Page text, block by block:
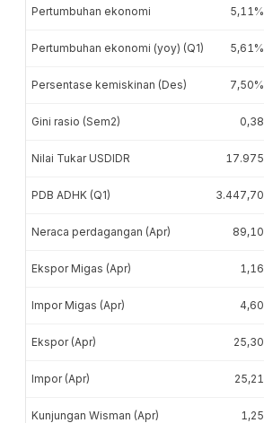
Pertumbuhan ekonomi 5,11%
Pertumbuhan ekonomi (yoy) (Q1) 5,61%
Persentase kemiskinan (Des) 7,50%
Gini rasio (Sem2) 0,38
Nilai Tukar USDIDR 17.975
PDB ADHK (Q1) 3.447,70
Neraca perdagangan (Apr) 89,10
Ekspor Migas (Apr) 1,16
Impor Migas (Apr) 4,60
Ekspor (Apr) 25,30
Impor (Apr) 25,21
Kunjungan Wisman (Apr) 1,25